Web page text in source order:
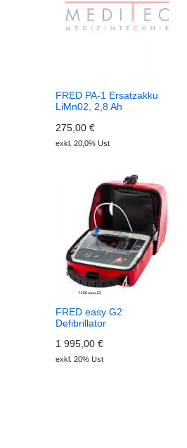
FRED PA-1 Ersatzakku
LiMn02, 2,8 Ah
275,00 €
exkl. 20,0% Ust
FRED easy G2
Defibrillator
1 995,00 €
exkl. 20% Ust